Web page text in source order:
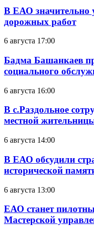
В ЕАО значительно
дорожных работ
6 августа 17:00
Бадма Башанкаев
социального
6 августа 16:00
В с.Раздольное
местной
6 августа 14:00
В ЕАО обсудили
исторической
6 августа 13:00
ЕАО станет
Мастерской